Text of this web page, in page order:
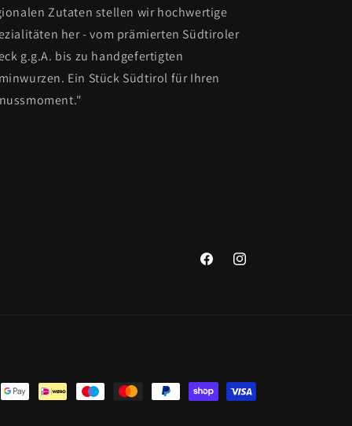
Zutaten stellen wir hochwertige
her - vom prämierten Südtiroler
g.g.A. bis zu handgefertigten
Ein Stück Südtirol für Ihren
FacebookInstagram